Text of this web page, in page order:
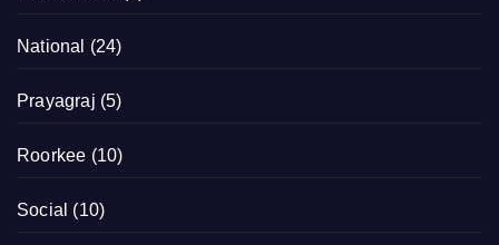
National (24)
Prayagraj (5)
Roorkee (10)
Social (10)